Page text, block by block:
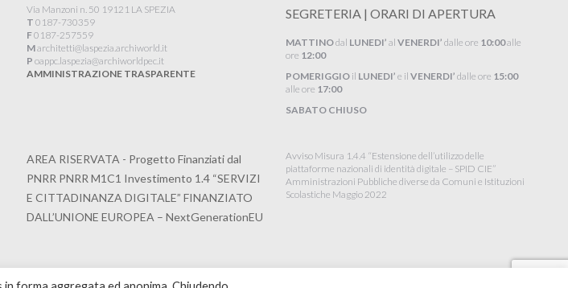
Via Manzoni n. 50 19121 LA SPEZIA
T 0187-730359
F0187-257559
Marchitetti@laspezia.archiworld.it
P oappc.laspezia@archiworldpec.it​
AMMINISTRAZIONE TRASPARENTE
SEGRETERIA | ORARI DI APERTURA
MATTINOdal LUNEDI’ al VENERDI’ dalle ore 10:00alle
ore 12:00
POMERIGGIOil LUNEDI’ e il VENERDI’ dalle ore 15:00
alle ore 17:00
SABATO CHIUSO
AREA RISERVATA - Progetto Finanziati dal
PNRR PNRR M1C1 Investimento 1.4 “SERVIZI
E CITTADINANZA DIGITALE” FINANZIATO
DALL’UNIONE EUROPEA – NextGenerationEU
Avviso Misura 1.4.4 “Estensione dell’utilizzo delle
piattaforme nazionali di identità digitale – SPID CIE”
Amministrazioni Pubbliche diverse da Comuni e Istituzioni
Scolastiche Maggio 2022